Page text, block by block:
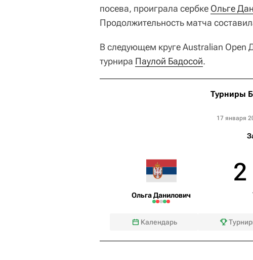
посева, проиграла сербке Ольге
Продолжительность матча
В следующем круге Australian Open
турнира Паулой Бадосой.
Турниры
17 января
Ольга Данилович
2
Календарь